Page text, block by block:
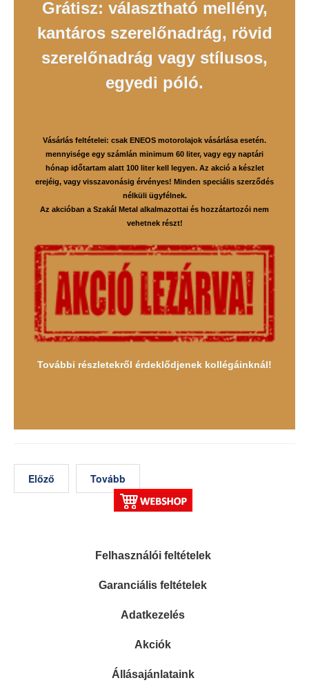
Grátisz: választható mellény,
kantáros szerelőnadrág, rövid
szerelőnadrág vagy stílusos,
egyedi póló.
Vásárlás feltételei: csak ENEOS motorolajok vásárlása esetén.
mennyisége egy számlán minimum 60 liter, vagy egy naptári
hónap időtartam alatt 100 liter kell legyen. Az akció a készlet
erejéig, vagy visszavonásig érvényes! Minden speciális szerződés
nélküli ügyfélnek.
Az akcióban a Szakál Metal alkalmazottai és hozzátartozói nem
vehetnek részt!
További részletekről érdeklődjenek kollégáinknál!
Előző Tovább
Felhasználói feltételek
Garanciális feltételek
Adatkezelés
Akciók
Állásajánlataink